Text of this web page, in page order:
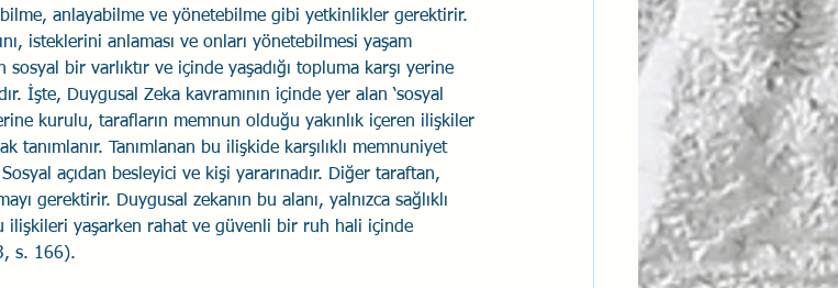
Sosyal Zekâ Eğiticinin Eğitimi Liderlik
Wellbeing İlişki Yönetimi Bağlantısal Bütünsellik
Duygusal Zekâ Liderlik
anlayabilme ve yönetebilme gibi yetkinlikler gerektirir.
isteklerini anlaması ve onları yönetebilmesi yaşam
bir varlıktır ve içinde yaşadığı topluma karşı yerine
İşte, Duygusal Zeka kavramının içinde yer alan ‘sosyal
kurulu, tarafların memnun olduğu yakınlık içeren ilişkiler
Tanımlanan bu ilişkide karşılıklı memnuniyet
açıdan besleyici ve kişi yararınadır. Diğer taraftan,
gerektirir. Duygusal zekanın bu alanı, yalnızca sağlıklı
ilişkileri yaşarken rahat ve güvenli bir ruh hali içinde
s. 166).